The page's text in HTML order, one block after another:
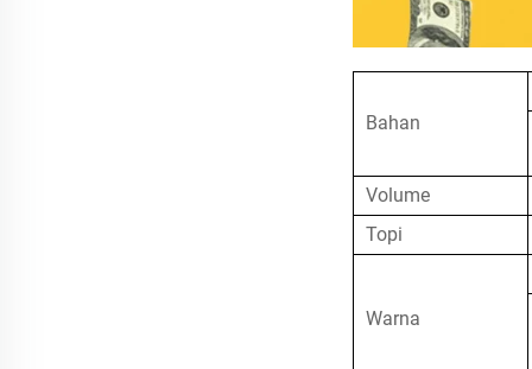
Bahan
Volume
Topi
Warna